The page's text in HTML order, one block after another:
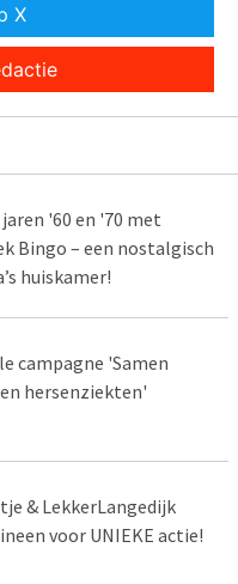
X
'60 en '70 met
Bingo – een nostalgisch
huiskamer!
campagne 'Samen
hersenziekten'
& LekkerLangedijk
voor UNIEKE actie!